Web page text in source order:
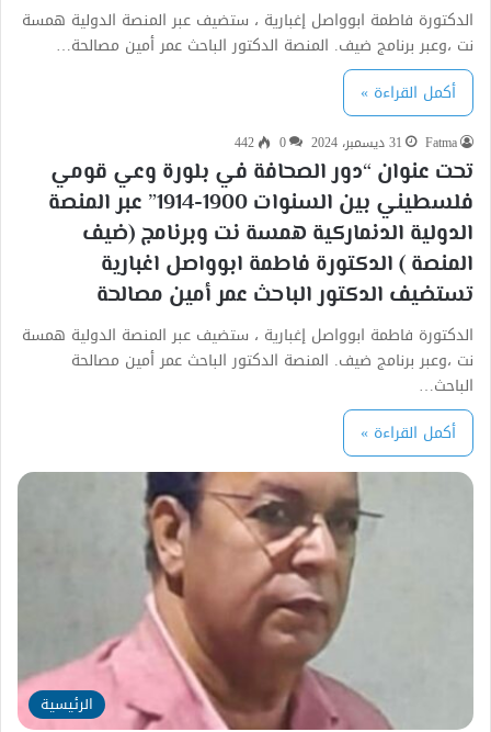
الدكتورة فاطمة ابوواصل إغبارية ، ستضيف عبر المنصة الدولية همسة
نت ،وعبر برنامج ضيف. المنصة الدكتور الباحث عمر أمين مصالحة…
أكمل القراءة »
Fatma 31 ديسمبر، 2024 0
442
‎تحت عنوان “دور الصحافة في بلورة وعي قومي
فلسطيني بين السنوات 1900-1914” عبر المنصة
الدولية الدنماركية همسة نت وبرنامج (ضيف
المنصة ) ‎الدكتورة فاطمة ابوواصل اغبارية
تستضيف الدكتور الباحث عمر أمين مصالحة
الدكتورة فاطمة ابوواصل إغبارية ، ستضيف عبر المنصة الدولية همسة
نت ،وعبر برنامج ضيف. المنصة الدكتور الباحث عمر أمين مصالحة
الباحث…
أكمل القراءة »
الرئيسية